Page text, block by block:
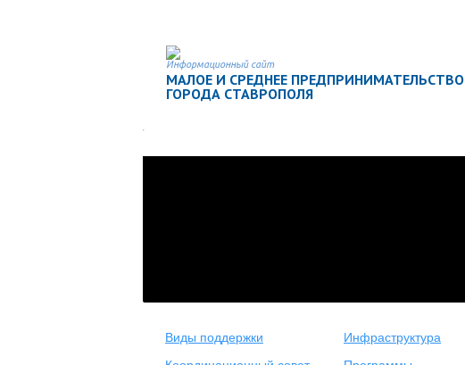
Информационный сайт
МАЛОЕ И СРЕДНЕЕ ПРЕДПРИНИМАТЕЛЬСТВО
ГОРОДА СТАВРОПОЛЯ
Виды поддержки Инфраструктура